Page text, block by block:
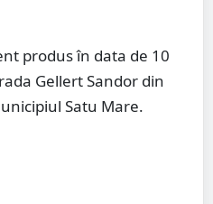
produs în data de 10
Gellert Sandor din
Satu Mare.